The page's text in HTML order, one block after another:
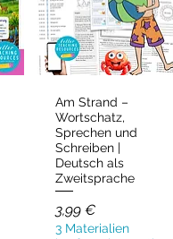
Schnellansicht
Am Strand –
Wortschatz,
Sprechen und
Schreiben |
Deutsch als
Zweitsprache
Preis
3,99 €
3 Materialien